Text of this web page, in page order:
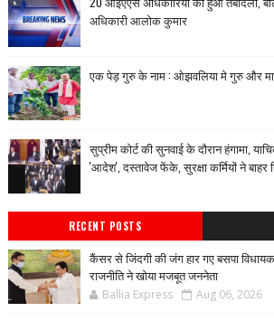
अधिकारी आलोक कुमार
एक पेड़ गुरु के नाम : ओझवलिया मे गुरु और
सुप्रीम कोर्ट की सुनवाई के दौरान हंगामा,
'आदेश', दस्तावेज फेंके, सुरक्षा कर्मियों ने बाहर
RECENT POSTS
कैंसर से जिंदगी की जंग हार गए बसपा
राजनीति ने खोया मजबूत जननेता
Ballia Express Aug 06, 2026